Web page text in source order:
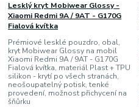
Lesklý kryt Mobiwear Glossy -
Xiaomi Redmi 9A / 9AT - G170G
Fialová kvítka
Prémiové lesklé pouzdro, obal,
kryt Mobiwear Glossy na mobil
Xiaomi Redmi 9A / 9AT - G170G
Fialová kvítka, materiál Plast + TPU
silikon - krytí po všech stranách,
neošoupatelný potisk, tenké
provedení, možnost přichycení na
šňůrku